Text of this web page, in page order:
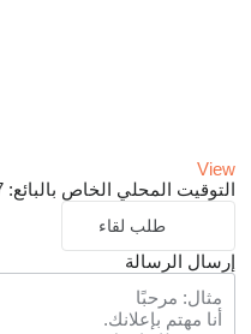
View
التوقيت المحلي الخاص بالبائع: 06:47 (CEST)
طلب لقاء
إرسال الرسالة